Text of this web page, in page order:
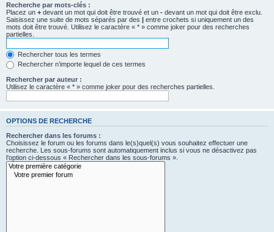
Recherche par mots-clés :
Placez un + devant un mot qui doit être trouvé et un - devant un mot qui doit être exclu.
Saisissez une suite de mots séparés par des | entre crochets si uniquement un des
mots doit être trouvé. Utilisez le caractère « * » comme joker pour des recherches
partielles.
Rechercher tous les termes
Rechercher n’importe lequel de ces termes
Rechercher par auteur :
Utilisez le caractère « * » comme joker pour des recherches partielles.
OPTIONS DE RECHERCHE
Rechercher dans les forums :
Choisissez le forum ou les forums dans le(s)quel(s) vous souhaitez effectuer une
recherche. Les sous-forums sont automatiquement inclus si vous ne désactivez pas
l’option ci-dessous « Rechercher dans les sous-forums ».